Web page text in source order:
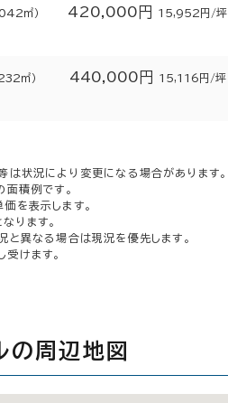
㎡） 420,000円 15,952円/坪
㎡） 440,000円 15,116円/坪
は状況により変更になる場合があります。
積例です。
を表示します。
ります。
と異なる場合は現況を優先します。
けます。
の周辺地図